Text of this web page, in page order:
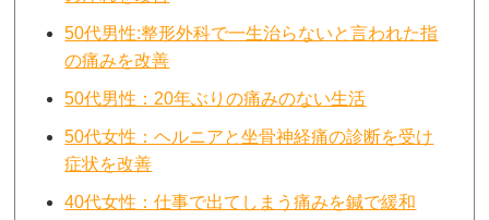
50代男性:整形外科で一生治らないと言われた指
の痛みを改善
50代男性：20年ぶりの痛みのない生活
50代女性：ヘルニアと坐骨神経痛の診断を受け
症状を改善
40代女性：仕事で出てしまう痛みを鍼で緩和